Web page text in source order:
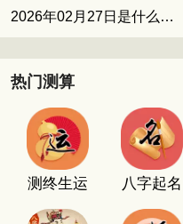
2026年02月27日是什么日子
热门测算
测终生运 八字起名